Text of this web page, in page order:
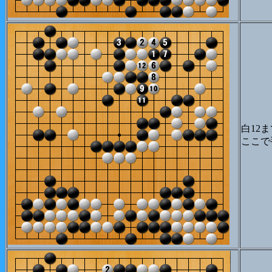
白12
ここ